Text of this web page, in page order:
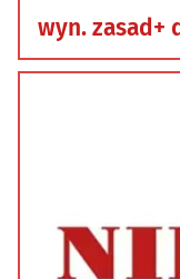
nowoczesny park
urządzeń w
wyn. zasad+